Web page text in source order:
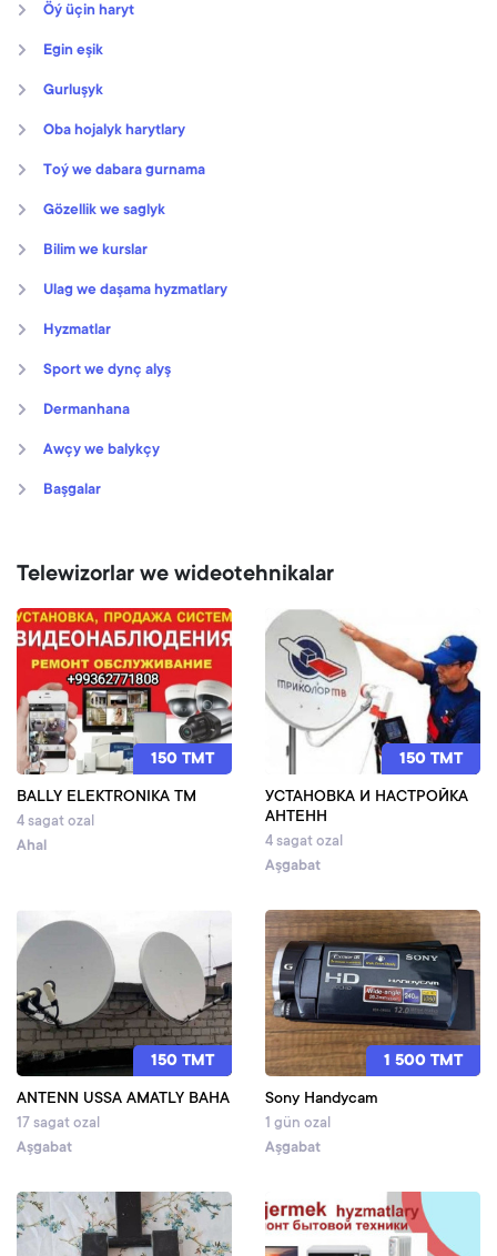
Öý üçin haryt
Egin eşik
Gurluşyk
Oba hojalyk harytlary
Toý we dabara gurnama
Gözellik we saglyk
Bilim we kurslar
Ulag we daşama hyzmatlary
Hyzmatlar
Sport we dynç alyş
Dermanhana
Awçy we balykçy
Başgalar
Telewizorlar we wideotehnikalar
150 TMT
BALLY ELEKTRONIKA TM
4 sagat ozal
Ahal
150 TMT
УСТАНОВКА И НАСТРОЙКА
АНТЕНН
4 sagat ozal
Aşgabat
150 TMT
ANTENN USSA AMATLY BAHA
17 sagat ozal
Aşgabat
1 500 TMT
Sony Handycam
1 gün ozal
Aşgabat